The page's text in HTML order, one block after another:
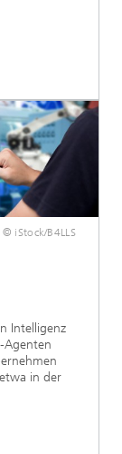
© iStock/B4LLS
Intelligenz
in der